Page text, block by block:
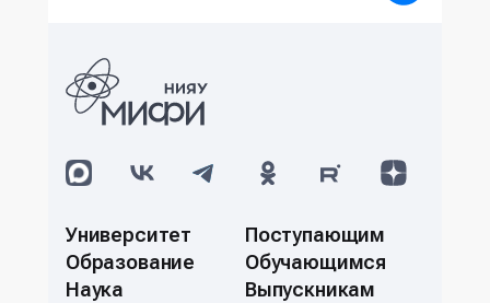
Университет
Образование
Наука
Поступающим
Обучающимся
Выпускникам